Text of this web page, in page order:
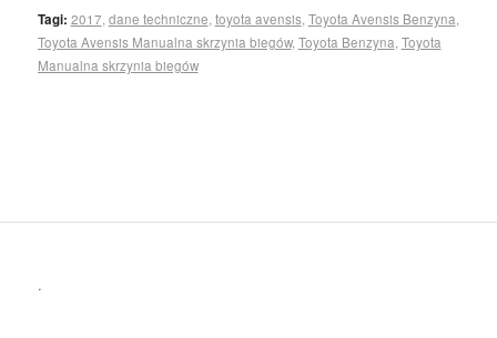
Tagi: 2017 dane techniczne toyota avensis, Toyota Avensis Benzyna
Toyota Avensis Manualna skrzynia biegów, Toyota Benzyna Toyota
Manualna skrzynia biegów
.